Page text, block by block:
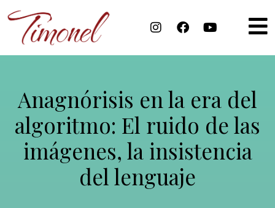
Anagnórisis en la era del
algoritmo: El ruido de las
imágenes, la insistencia
del lenguaje